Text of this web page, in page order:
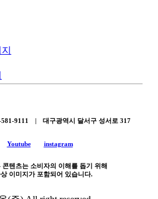
9111 | 대구광역시 달서구 성서로 317
Youtube instagram
텐츠는 소비자의 이해를 돕기 위해
이미지가 포함되어 있습니다.